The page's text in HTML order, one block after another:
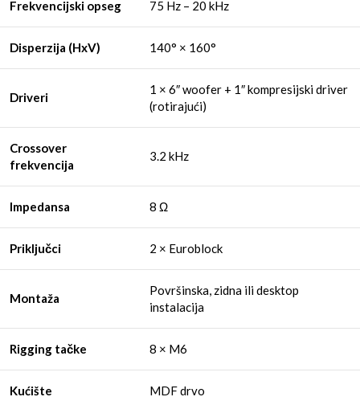
Frekvencijski opseg 75 Hz – 20 kHz
Disperzija (HxV) 140° × 160°
Driveri
1 × 6″ woofer + 1″ kompresijski driver
(rotirajući)
Crossover
frekvencija
3.2 kHz
Impedansa 8 Ω
Priključci 2 × Euroblock
Montaža
Površinska, zidna ili desktop
instalacija
Rigging tačke 8 × M6
Kućište MDF drvo